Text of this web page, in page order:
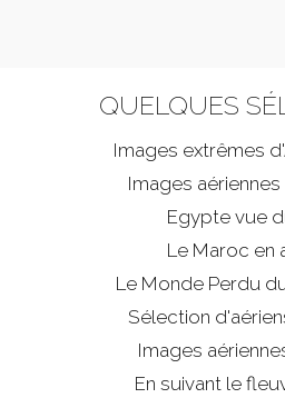
QUELQUES
Images extrêmes d'
Images
Egypte vue
Le Maroc en
Le Monde Perdu
Sélection
Images
En suivant le